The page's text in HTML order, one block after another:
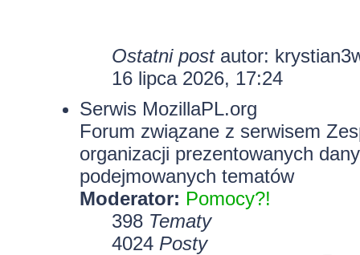
Ostatni postautor:
16 lipca 2026, 17:24
Serwis MozillaPL.org
Forum związane z serwisem
organizacji prezentowanych
podejmowanych tematów
Moderator: Pomocy?!
398 Tematy
4024 Posty